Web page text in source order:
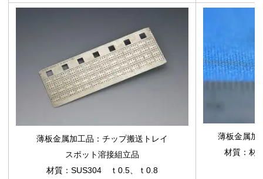
薄板金属加工品 ：チップ搬送トレイ
スポット溶接組立品
材質：SUS304 ｔ0.5、ｔ0.8
薄板金属加
材質：材